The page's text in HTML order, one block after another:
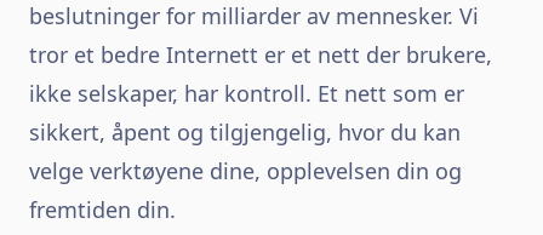
beslutninger for milliarder av mennesker. Vi
tror et bedre Internett er et nett der brukere,
ikke selskaper, har kontroll. Et nett som er
sikkert, åpent og tilgjengelig, hvor du kan
velge verktøyene dine, opplevelsen din og
fremtiden din.